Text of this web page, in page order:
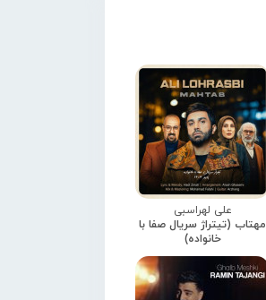
علی لهراسبی
مهتاب (تیتراژ سریال صفا با
خانواده)